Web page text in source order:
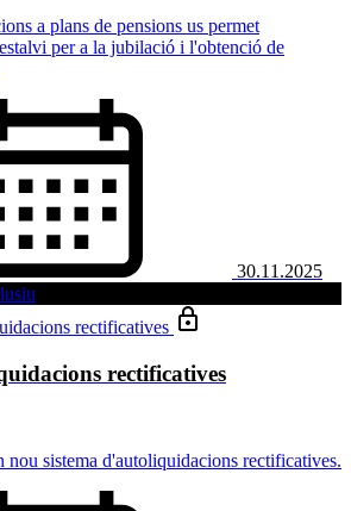
a plans de pensions us permet
per a la jubilació i l'obtenció de
30.11.2025
rectificatives
nou sistema d'autoliquidacions rectificatives.